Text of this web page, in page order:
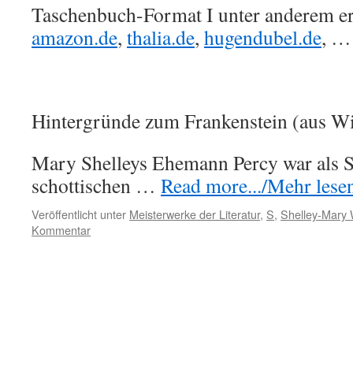
Taschenbuch-Format I unter anderem
amazon.de, thalia.de, hugendubel.de, …
Hintergründe zum Frankenstein (aus
Mary Shelleys Ehemann Percy war als
schottischen … Read more.../Mehr
Veröffentlicht unter Meisterwerke der Literatur, S, Shelley-Mary
Kommentar